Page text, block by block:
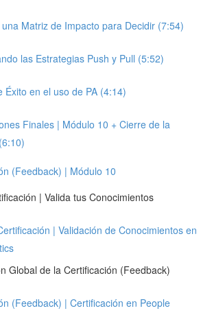
Matriz de Impacto para Decidir (7:54)
las Estrategias Push y Pull (5:52)
Éxito en el uso de PA (4:14)
Finales | Módulo 10 + Cierre de la
(Feedback) | Módulo 10
| Valida tus Conocimientos
| Validación de Conocimientos en
Global de la Certificación (Feedback)
(Feedback) | Certificación en People